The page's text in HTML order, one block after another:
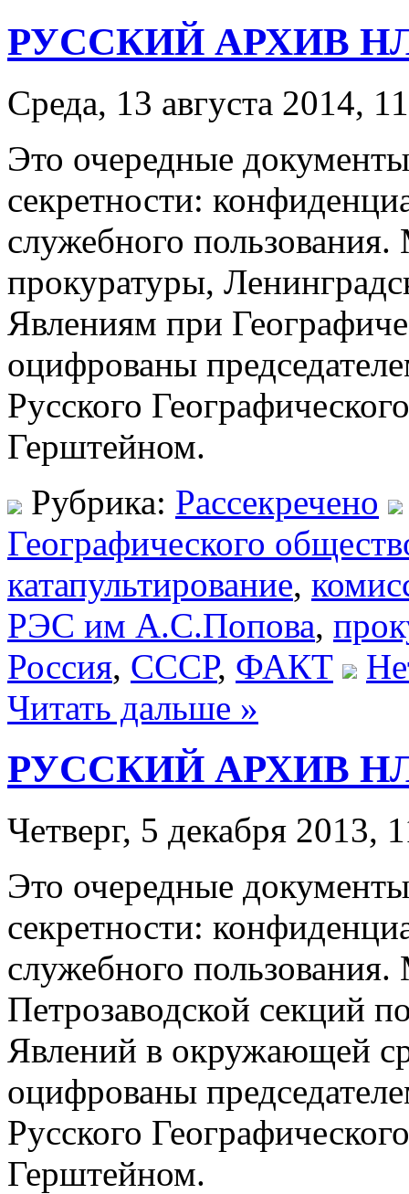
РУССКИЙ АРХИВ
Среда, 13 августа 2014,
Это очередные
секретности:
служебного
прокуратуры,
Явлениям при
оцифрованы
Русского
Герштейном.
Рубрика: Рассекречено
Географического
катапультирование,
РЭС им А.С.Попова,
Россия, СССР, ФАКТ
Читать дальше »
РУССКИЙ АРХИВ
Четверг, 5 декабря 2013,
Это очередные
секретности:
служебного
Петрозаводской секций
Явлений в окружающей
оцифрованы
Русского
Герштейном.